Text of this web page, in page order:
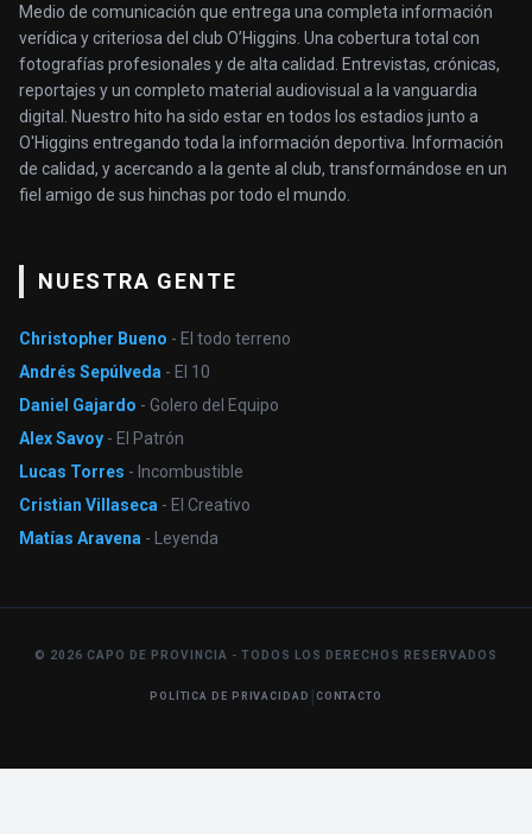
Medio de comunicación que entrega una completa información
verídica y criteriosa del club O’Higgins. Una cobertura total con
fotografías profesionales y de alta calidad. Entrevistas, crónicas,
reportajes y un completo material audiovisual a la vanguardia
digital. Nuestro hito ha sido estar en todos los estadios junto a
O'Higgins entregando toda la información deportiva. Información
de calidad, y acercando a la gente al club, transformándose en un
fiel amigo de sus hinchas por todo el mundo.
NUESTRA GENTE
Christopher Bueno - El todo terreno
Andrés Sepúlveda - El 10
Daniel Gajardo - Golero del Equipo
Alex Savoy - El Patrón
Lucas Torres - Incombustible
Cristian Villaseca - El Creativo
Matías Aravena - Leyenda
© 2026 CAPO DE PROVINCIA - TODOS LOS DERECHOS RESERVADOS
POLÍTICA DE PRIVACIDAD | CONTACTO